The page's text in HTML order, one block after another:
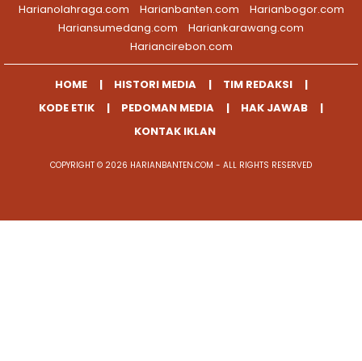
Harianolahraga.com
Harianbanten.com
Harianbogor.com
Hariansumedang.com
Hariankarawang.com
Hariancirebon.com
HOME HISTORI MEDIA
TIM REDAKSI
KODE ETIK
PEDOMAN MEDIA
HAK JAWAB
KONTAK IKLAN
COPYRIGHT © 2026 HARIANBANTEN.COM - ALL RIGHTS RESERVED